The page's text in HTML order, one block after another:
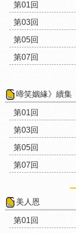
第01回
第03回
第05回
第07回
啼笑姻緣》續集
第01回
第03回
第05回
第07回
美人恩
第01回